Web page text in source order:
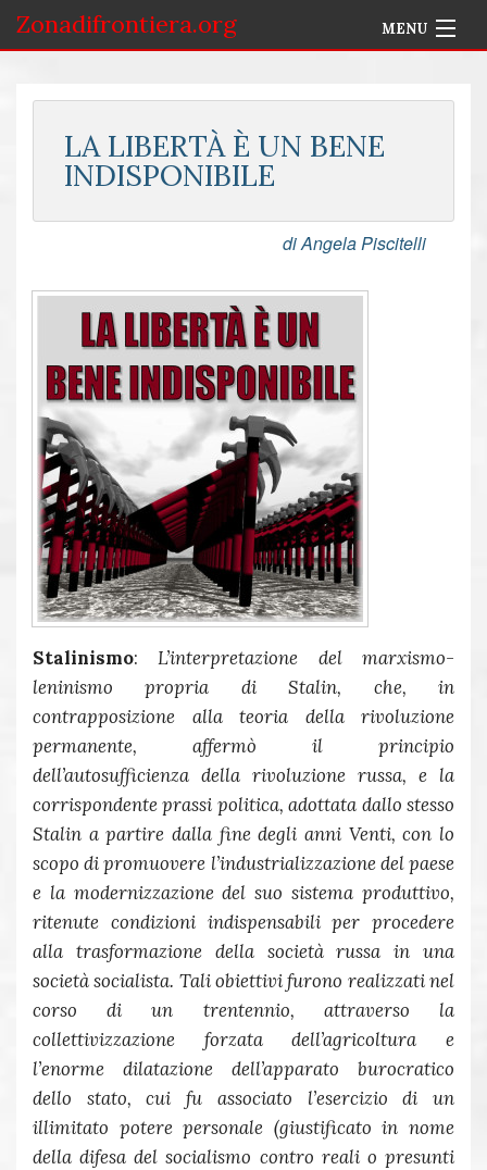
Zonadifrontiera.org MENU
Accedi
LA LIBERTÀ È UN BENE
INDISPONIBILE
di Angela Piscitelli
Stalinismo:L’interpretazione del marxismo-
leninismo propria di Stalin, che, in
contrapposizione alla teoria della rivoluzione
permanente, affermò il principio
dell’autosufficienza della rivoluzione russa, e la
corrispondente prassi politica, adottata dallo stesso
Stalin a partire dalla fine degli anni Venti, con lo
scopo di promuovere l’industrializzazione del paese
e la modernizzazione del suo sistema produttivo,
ritenute condizioni indispensabili per procedere
alla trasformazione della società russa in una
società socialista. Tali obiettivi furono realizzati nel
corso di un trentennio, attraverso la
collettivizzazione forzata dell’agricoltura e
l’enorme dilatazione dell’apparato burocratico
dello stato, cui fu associato l’esercizio di un
illimitato potere personale (giustificato in nome
della difesa del socialismo contro reali o presunti